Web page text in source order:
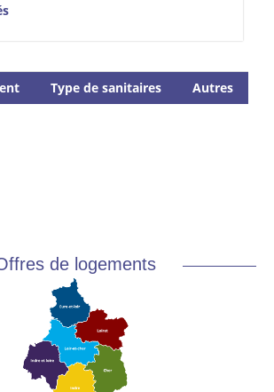
Type de sanitaires Autres
de logements